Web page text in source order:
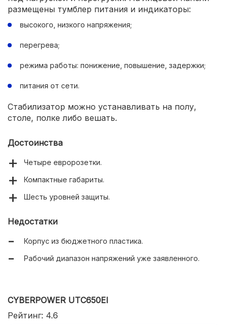
размещены тумблер питания и индикаторы:
высокого, низкого напряжения;
перегрева;
режима работы: понижение, повышение, задержки;
питания от сети.
Стабилизатор можно устанавливать на полу,
столе, полке либо вешать.
Достоинства
Четыре евророзетки.
Компактные габариты.
Шесть уровней защиты.
Недостатки
Корпус из бюджетного пластика.
Рабочий диапазон напряжений уже заявленного.
CYBERPOWER UTC650EI
Рейтинг: 4.6